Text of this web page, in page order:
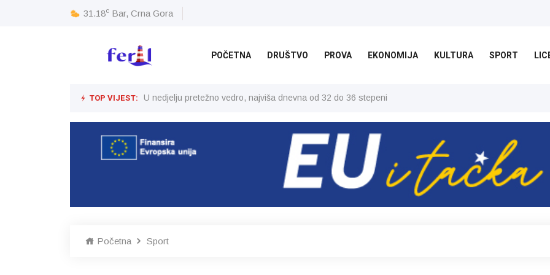
31.18c Bar, Crna Gora
POČETNA DRUŠTVO PROVA EKONOMIJA KULTURA SPORT
TOP VIJEST: U nedjelju pretežno vedro, najviša dnevna od 32 do 36 stepeni
Početna Sport